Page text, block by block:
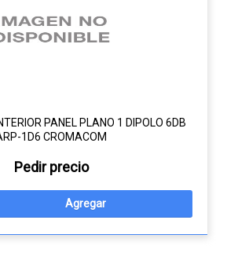
PANEL PLANO 1 DIPOLO 6DB
1D6 CROMACOM
Pedir precio